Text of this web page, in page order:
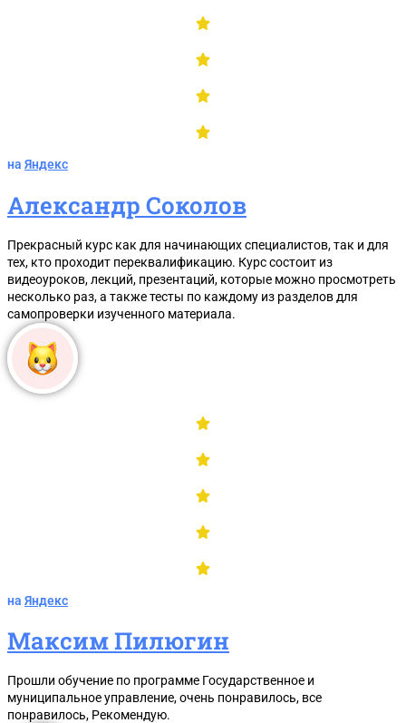
на Яндекс
Александр Соколов
Прекрасный курс как для начинающих специалистов, так и для
тех, кто проходит переквалификацию. Курс состоит из
видеоуроков, лекций, презентаций, которые можно просмотреть
несколько раз, а также тесты по каждому из разделов для
самопроверки изученного материала.
на Яндекс
Максим Пилюгин
Прошли обучение по программе Государственное и
муниципальное управление, очень понравилось, все
понравилось, Рекомендую.